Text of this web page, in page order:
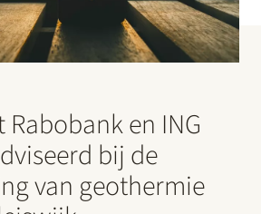
in navigating complex, multi-
(2026)
very closely in order to assist the
clear. The team is very good at
should be negotiated and what is
of settling.” (2024)
Rabobank en ING
bij de
van geothermie